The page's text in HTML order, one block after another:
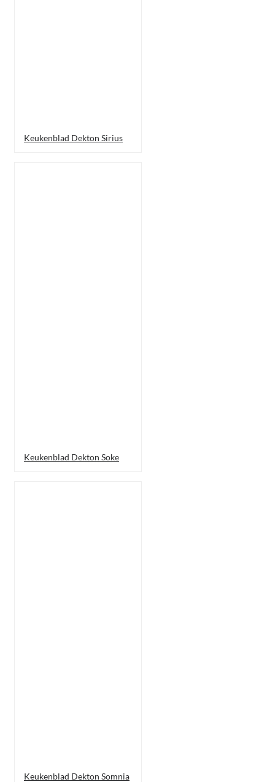
Keukenblad Dekton Sirius
Keukenblad Dekton Soke
Keukenblad Dekton Somnia